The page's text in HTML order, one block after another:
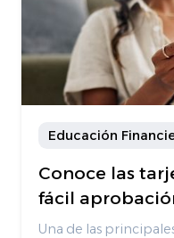
Educación
Conoce las
fácil
Una de las